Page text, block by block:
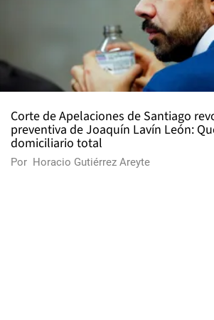
Corte de Apelaciones de Santiago
preventiva de Joaquín Lavín León:
domiciliario total
Por Horacio Gutiérrez Areyte